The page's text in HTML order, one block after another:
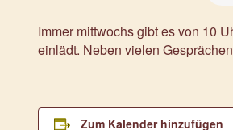
Immer mittwochs gibt es von 10
einlädt. Neben vielen
Zum Kalender hinzufügen